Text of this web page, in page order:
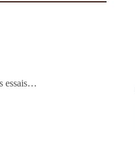
essais…